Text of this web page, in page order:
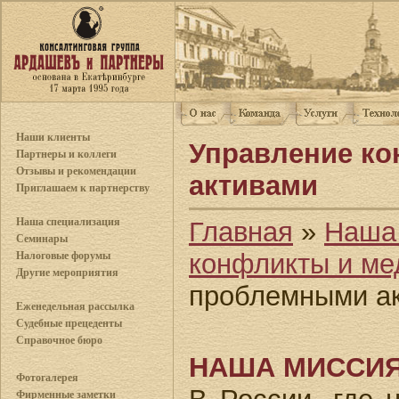
Наши клиенты
Партнеры и коллеги
Отзывы и рекомендации
Приглашаем к партнерству
Наша специализация
Семинары
Налоговые форумы
Другие мероприятия
Еженедельная рассылка
Судебные прецеденты
Справочное бюро
Фотогалерея
Фирменные заметки
Управление
активами
Главная »Наша
конфликты и
проблемными
НАША